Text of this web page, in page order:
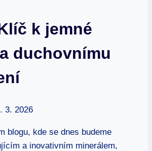
k jemné
duchovnímu
3. 2026
blogu, kde se dnes budeme
a inovativním minerálem,